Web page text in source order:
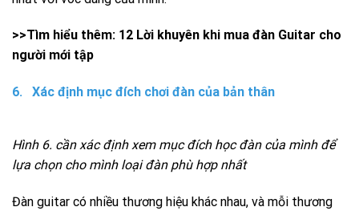
>>Tìm hiểu thêm: 12 Lời khuyên khi mua đàn Guitar cho
người mới tập
6. Xác định mục đích chơi đàn của bản thân
Hình 6. cần xác định xem mục đích học đàn của mình để
lựa chọn cho mình loại đàn phù hợp nhất
Đàn guitar có nhiều thương hiệu khác nhau, và mỗi thương